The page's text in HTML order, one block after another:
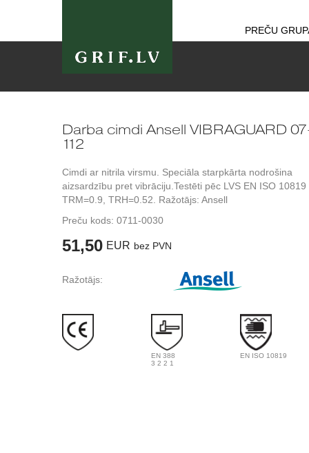
PREČU
Darba cimdi Ansell VIBRAGUARD
112
Cimdi ar nitrila virsmu. Speciāla starpkārta nodrošina
aizsardzību pret vibrāciju.Testēti pēc LVS EN ISO 10819
TRM=0.9, TRH=0.52. Ražotājs: Ansell
Preču kods: 0711-0030
51,50 EUR bez PVN
Ražotājs:
EN 388
3 2 2 1
EN ISO 10819